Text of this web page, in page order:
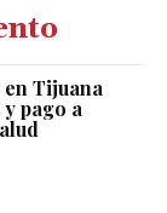
Tijuana
pago a